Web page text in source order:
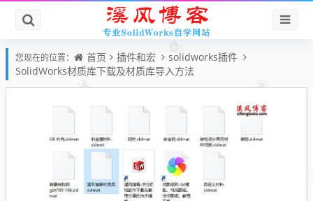
您现在的位置： 首页 插件和宏
solidworks插件
SolidWorks材质库下载及材质库导入方法